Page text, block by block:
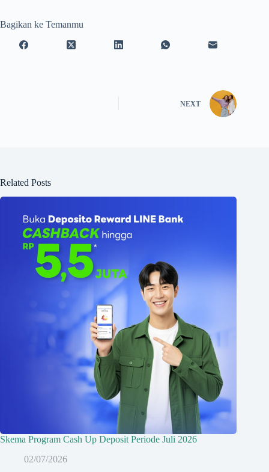
Bagikan ke Temanmu
NEXT
Related Posts
Skema Program Cash Up Deposit Periode Juli 2026
02/07/2026